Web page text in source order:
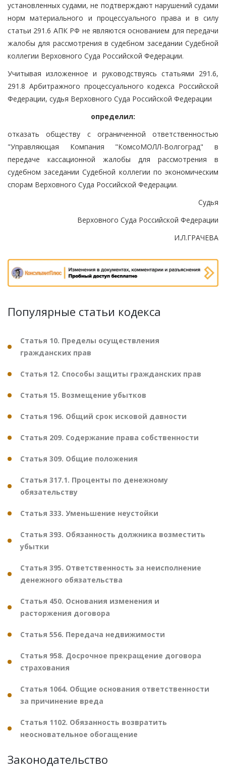
установленных судами, не подтверждают нарушений судами
норм материального и процессуального права и в силу
статьи 291.6 АПК РФ не являются основанием для передачи
жалобы для рассмотрения в судебном заседании Судебной
коллегии Верховного Суда Российской Федерации.
Учитывая изложенное и руководствуясь статьями 291.6,
291.8 Арбитражного процессуального кодекса Российской
Федерации, судья Верховного Суда Российской Федерации
определил:
отказать обществу с ограниченной ответственностью
"Управляющая Компания "КомсоМОЛЛ-Волгоград" в
передаче кассационной жалобы для рассмотрения в
судебном заседании Судебной коллегии по экономическим
спорам Верховного Суда Российской Федерации.
Судья
Верховного Суда Российской Федерации
И.Л.ГРАЧЕВА
Популярные статьи кодекса
Статья 10. Пределы осуществления
гражданских прав
Статья 12. Способы защиты гражданских прав
Статья 15. Возмещение убытков
Статья 196. Общий срок исковой давности
Статья 209. Содержание права собственности
Статья 309. Общие положения
Статья 317.1. Проценты по денежному
обязательству
Статья 333. Уменьшение неустойки
Статья 393. Обязанность должника возместить
убытки
Статья 395. Ответственность за неисполнение
денежного обязательства
Статья 450. Основания изменения и
расторжения договора
Статья 556. Передача недвижимости
Статья 958. Досрочное прекращение договора
страхования
Статья 1064. Общие основания ответственности
за причинение вреда
Статья 1102. Обязанность возвратить
неосновательное обогащение
Законодательство